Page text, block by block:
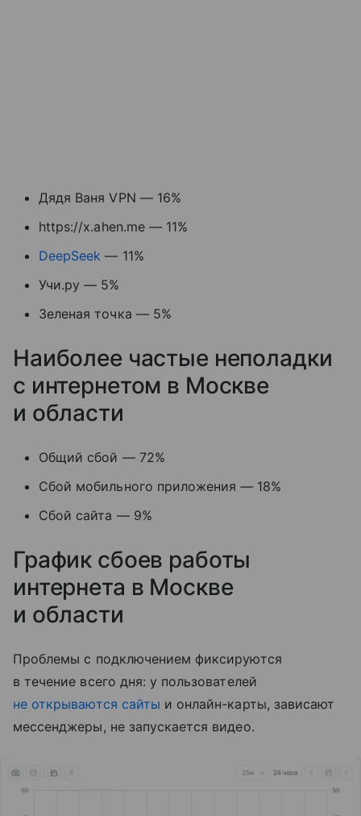
Дядя Ваня VPN — 16%
https://x.ahen.me — 11%
DeepSeek — 11%
Учи.ру — 5%
Зеленая точка — 5%
Наиболее частые неполадки
с интернетом в Москве
и области
Общий сбой — 72%
Сбой мобильного приложения — 18%
Сбой сайта — 9%
График сбоев работы
интернета в Москве
и области
Проблемы с подключением фиксируются
в течение всего дня: у пользователей
не открываются сайты и онлайн-карты, зависают
мессенджеры, не запускается видео.